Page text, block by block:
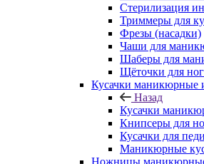
Стерилизация
Триммеры для
Фрезы (насадки)
Чаши для
Шаберы для
Щёточки для
Кусачки маникюрные
Назад
Кусачки
Книпсеры для
Кусачки для
Маникюрные
Ножницы